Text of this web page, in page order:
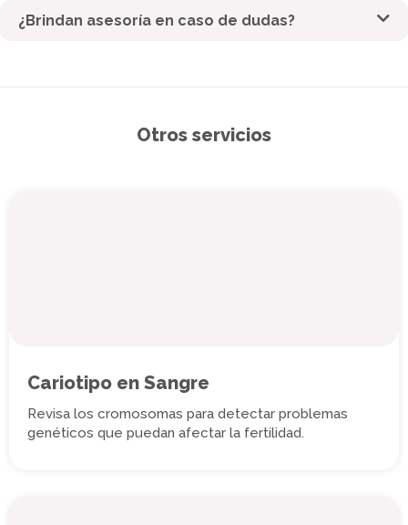
¿Brindan asesoría en caso de dudas?
Otros servicios
Cariotipo en Sangre
Revisa los cromosomas para detectar problemas
genéticos que puedan afectar la fertilidad.